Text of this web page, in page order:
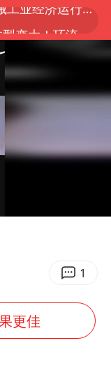
台风“白海豚”体型变大！环流面积接近13个浙江那么大
买大牌
我国货物贸易进出口超30万亿元
泰国枪击案凶手先杀祖父母后行凶
生4.9级地震
要降薪1000元
1
更佳